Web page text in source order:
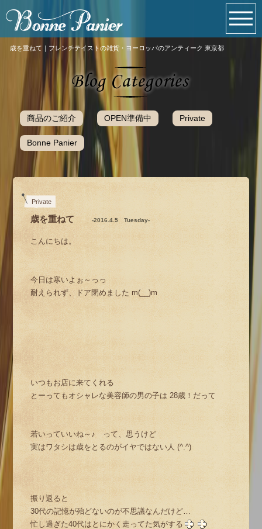
歳を重ねて｜フレンチテイストの雑貨・ヨーロッパのアンティーク 東京都
商品のご紹介 OPEN準備中 Private
Bonne Panier
Private
歳を重ねて -2016.4.5 Tuesday-
こんにちは。
今日は寒いよぉ～っっ
耐えられず、ドア閉めました m(__)m
いつもお店に来てくれる
とーってもオシャレな美容師の男の子は 28歳！だって
若いっていいね～♪ って、思うけど
実はワタシは歳をとるのがイヤではない人 (^.^)
振り返ると
30代の記憶が殆どないのが不思議なんだけど…
忙し過ぎた40代はとにかく走ってた気がする